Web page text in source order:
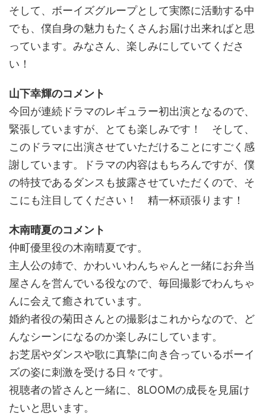
そして、ボーイズグループとして実際に活動する中
でも、僕自身の魅力もたくさんお届け出来ればと思
っています。みなさん、楽しみにしていてくださ
い！
山下幸輝のコメント
今回が連続ドラマのレギュラー初出演となるので、
緊張していますが、とても楽しみです！ そして、
このドラマに出演させていただけることにすごく感
謝しています。ドラマの内容はもちろんですが、僕
の特技であるダンスも披露させていただくので、そ
こにも注目してください！ 精一杯頑張ります！
木南晴夏のコメント
仲町優里役の木南晴夏です。
主人公の姉で、かわいいわんちゃんと一緒にお弁当
屋さんを営んでいる役なので、毎回撮影でわんちゃ
んに会えて癒されています。
婚約者役の菊田さんとの撮影はこれからなので、ど
んなシーンになるのか楽しみにしています。
お芝居やダンスや歌に真摯に向き合っているボーイ
ズの姿に刺激を受ける日々です。
視聴者の皆さんと一緒に、8LOOMの成長を見届け
たいと思います。